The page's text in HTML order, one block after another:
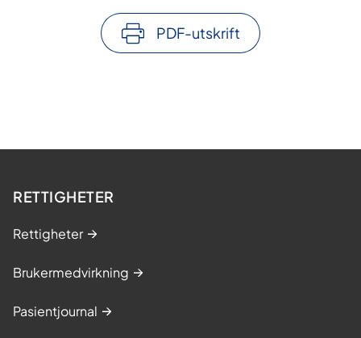
PDF-utskrift
RETTIGHETER
Rettigheter
Brukermedvirkning
Pasientjournal